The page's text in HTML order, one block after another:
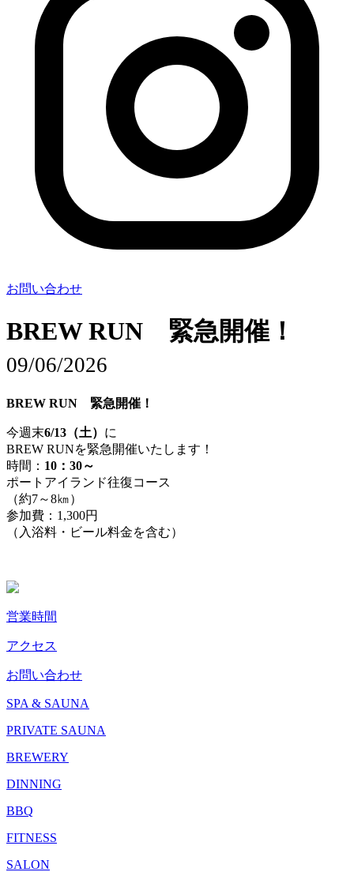
お問い合わせ
BREW RUN 緊急開催！
09/06/2026
BREW RUN 緊急開催！
今週末6/13（土） に
BREW RUNを緊急開催いたします！
時間： 10：30～
ポートアイランド往復コース
（約7～8㎞）
参加費：1,300円
（入浴料・ビール料金を含む）
営業時間
アクセス
お問い合わせ
SPA & SAUNA
PRIVATE SAUNA
BREWERY
DINNING
BBQ
FITNESS
SALON